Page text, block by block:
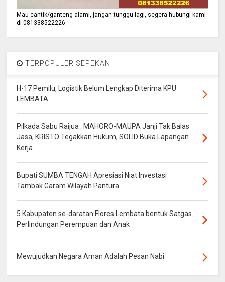
Mau cantik/ganteng alami, jangan tunggu lagi, segera hubungi kami
di 081338522226
TERPOPULER SEPEKAN
H-17 Pemilu, Logistik Belum Lengkap Diterima KPU
LEMBATA
Pilkada Sabu Raijua : MAHORO-MAUPA Janji Tak Balas
Jasa, KRISTO Tegakkan Hukum, SOLID Buka Lapangan
Kerja
Bupati SUMBA TENGAH Apresiasi Niat Investasi
Tambak Garam Wilayah Pantura
5 Kabupaten se-daratan Flores Lembata bentuk Satgas
Perlindungan Perempuan dan Anak
Mewujudkan Negara Aman Adalah Pesan Nabi